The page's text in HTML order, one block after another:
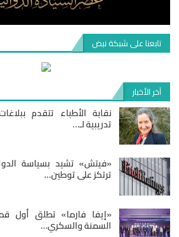
تابعنا على شبكة نبض
آخر الأخبار
نقابة الأطباء تتقدم
تدريبية لـ…
«فيتش» تشيد بسياسة
ترتكز على توطين…
«إيفا فارما» تطلق أول
السمنة والسكري…